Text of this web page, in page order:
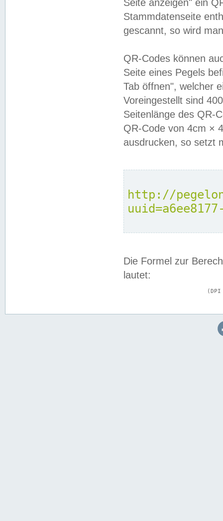
Seite anzeigen" ein
Stammdatenseite
gescannt, so wird
QR-Codes können
Seite eines Pegels
Tab öffnen", welcher
Voreingestellt sind
Seitenlänge des QR-
QR-Code von 4cm ×
ausdrucken, so setzt
http://
Die Formel zur
lautet: